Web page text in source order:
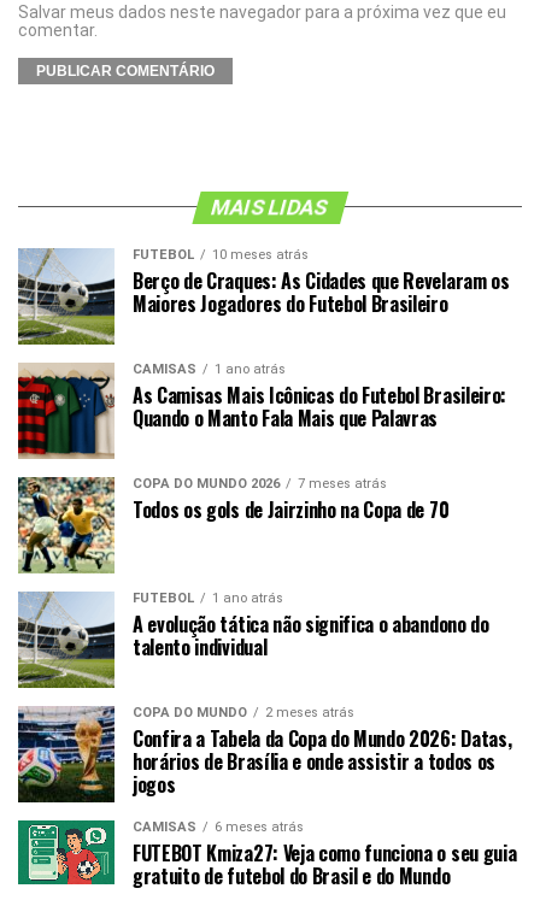
Salvar meus dados neste navegador para a próxima vez que eu
comentar.
MAIS LIDAS
FUTEBOL 10 meses atrás
Berço de Craques: As Cidades que Revelaram os
Maiores Jogadores do Futebol Brasileiro
CAMISAS 1 ano atrás
As Camisas Mais Icônicas do Futebol Brasileiro:
Quando o Manto Fala Mais que Palavras
COPA DO MUNDO 2026 7 meses atrás
Todos os gols de Jairzinho na Copa de 70
FUTEBOL 1 ano atrás
A evolução tática não significa o abandono do
talento individual
COPA DO MUNDO 2 meses atrás
Confira a Tabela da Copa do Mundo 2026: Datas,
horários de Brasília e onde assistir a todos os
jogos
CAMISAS 6 meses atrás
FUTEBOT Kmiza27: Veja como funciona o seu guia
gratuito de futebol do Brasil e do Mundo